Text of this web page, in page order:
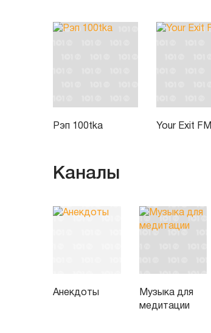
Рэп 100tka Your Exit FM
Каналы
Анекдоты
Музыка для
медитации